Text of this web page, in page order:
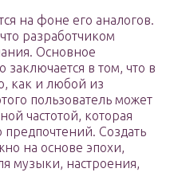
на фоне его аналогов.
разработчиком
Основное
в том, что в
как и любой из
пользователь может
частотой, которая
предпочтений. Создать
на основе эпохи,
музыки, настроения,